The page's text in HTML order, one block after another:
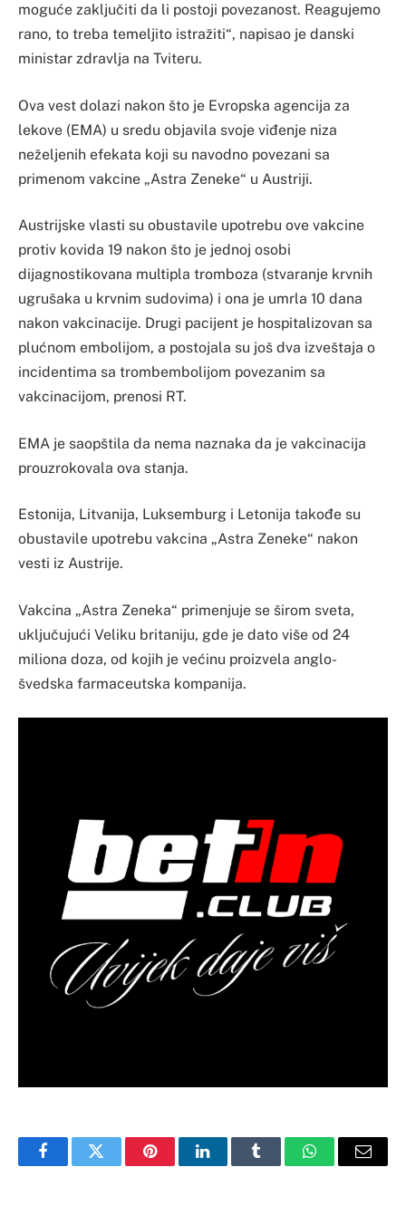
moguće zaključiti da li postoji povezanost. Reagujemo
rano, to treba temeljito istražiti“, napisao je danski
ministar zdravlja na Tviteru.
Ova vest dolazi nakon što je Evropska agencija za
lekove (EMA) u sredu objavila svoje viđenje niza
neželjenih efekata koji su navodno povezani sa
primenom vakcine „Astra Zeneke“ u Austriji.
Austrijske vlasti su obustavile upotrebu ove vakcine
protiv kovida 19 nakon što je jednoj osobi
dijagnostikovana multipla tromboza (stvaranje krvnih
ugrušaka u krvnim sudovima) i ona je umrla 10 dana
nakon vakcinacije. Drugi pacijent je hospitalizovan sa
plućnom embolijom, a postojala su još dva izveštaja o
incidentima sa trombembolijom povezanim sa
vakcinacijom, prenosi RT.
EMA je saopštila da nema naznaka da je vakcinacija
prouzrokovala ova stanja.
Estonija, Litvanija, Luksemburg i Letonija takođe su
obustavile upotrebu vakcina „Astra Zeneke“ nakon
vesti iz Austrije.
Vakcina „Astra Zeneka“ primenjuje se širom sveta,
uključujući Veliku britaniju, gde je dato više od 24
miliona doza, od kojih je većinu proizvela anglo-
švedska farmaceutska kompanija.
FacebookTwitter PinterestLinkedInTumblr WhatsAppEmail